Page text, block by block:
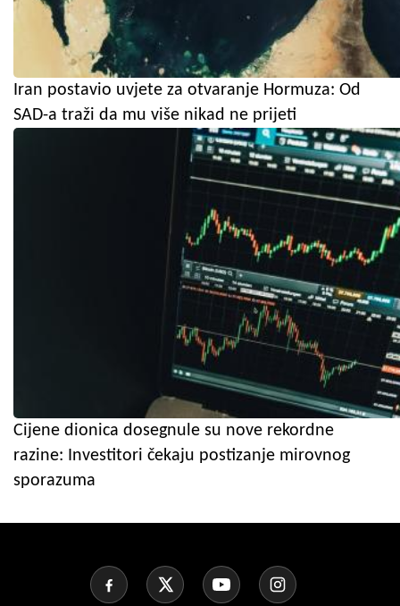
Iran postavio uvjete za otvaranje Hormuza: Od
SAD-a traži da mu više nikad ne prijeti
Cijene dionica dosegnule su nove rekordne
razine: Investitori čekaju postizanje mirovnog
sporazuma